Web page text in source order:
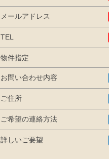
メールアドレス
TEL
物件指定
お問い合わせ内容
ご住所
ご希望の連絡方法
詳しいご要望